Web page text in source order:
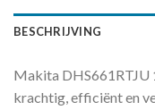
BESCHRIJVING
Makita DHS661RTJU
krachtig, efficiënt en